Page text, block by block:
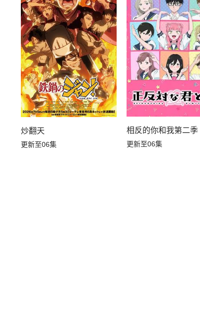
炒翻天
更新至06集
相反的你和我第二季
更新至06集